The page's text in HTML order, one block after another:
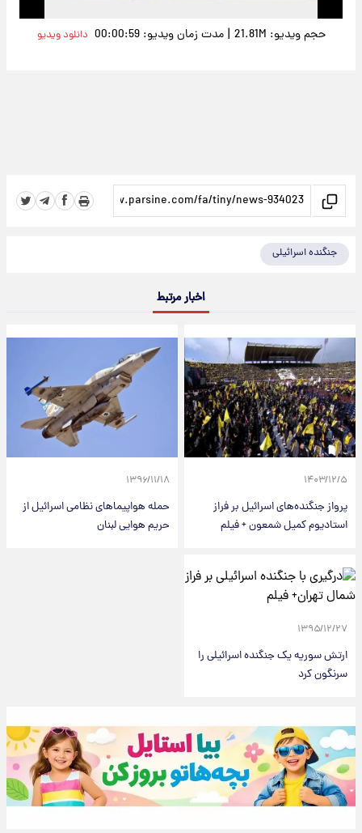
حجم ویدیو: 21.81M |مدت زمان ویدیو: 00:00:59 دانلود ویدیو
جنگنده اسرائیلی
اخبار مرتبط
۱۴۰۳/۱۲/۵
پرواز جنگنده‌های اسرائیل بر فراز
استادیوم کمیل شمعون + فیلم
۱۳۹۶/۱۱/۱۸
حمله هواپیماهای نظامی اسرائیل از
حریم هوایی لبنان
۱۳۹۵/۱۲/۲۷
ارتش سوریه یک جنگنده اسرائیلی را
سرنگون کرد